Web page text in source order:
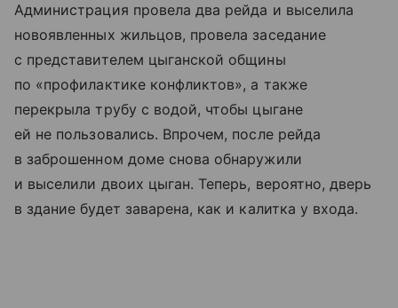
Администрация провела два рейда и выселила
новоявленных жильцов, провела заседание
с представителем цыганской общины
по «профилактике конфликтов», а также
перекрыла трубу с водой, чтобы цыгане
ей не пользовались. Впрочем, после рейда
в заброшенном доме снова обнаружили
и выселили двоих цыган. Теперь, вероятно, дверь
в здание будет заварена, как и калитка у входа.